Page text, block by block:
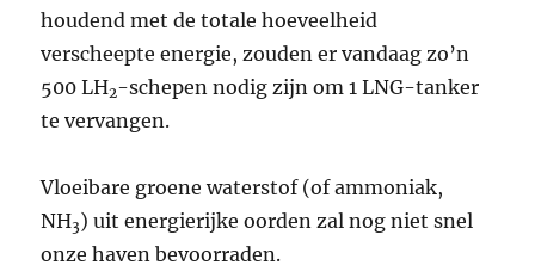
houdend met de totale hoeveelheid
verscheepte energie, zouden er vandaag zo’n
500 LH2-schepen nodig zijn om 1 LNG-tanker
te vervangen.
Vloeibare groene waterstof (of ammoniak,
NH3) uit energierijke oorden zal nog niet snel
onze haven bevoorraden.